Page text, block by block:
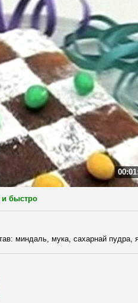
и быстро
миндаль, мука, сахарнай пудра,